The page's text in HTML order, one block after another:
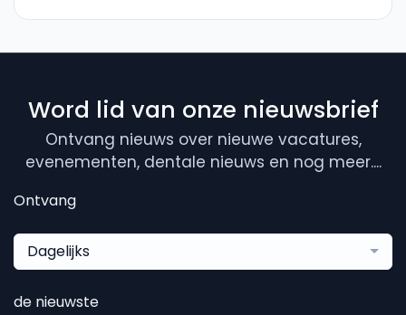
Word lid van onze nieuwsbrief
Ontvang nieuws over nieuwe vacatures,
evenementen, dentale nieuws en nog meer....
Ontvang
Dagelijks
de nieuwste